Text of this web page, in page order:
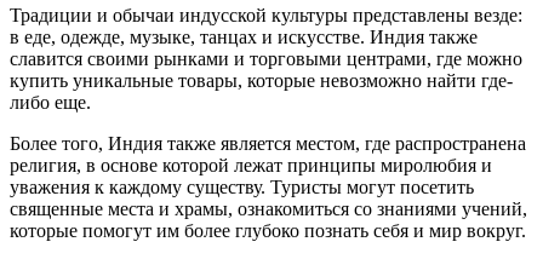
Традиции и обычаи индусской культуры представлены везде:
в еде, одежде, музыке, танцах и искусстве. Индия также
славится своими рынками и торговыми центрами, где можно
купить уникальные товары, которые невозможно найти где-
либо еще.
Более того, Индия также является местом, где распространена
религия, в основе которой лежат принципы миролюбия и
уважения к каждому существу. Туристы могут посетить
священные места и храмы, ознакомиться со знаниями учений,
которые помогут им более глубоко познать себя и мир вокруг.